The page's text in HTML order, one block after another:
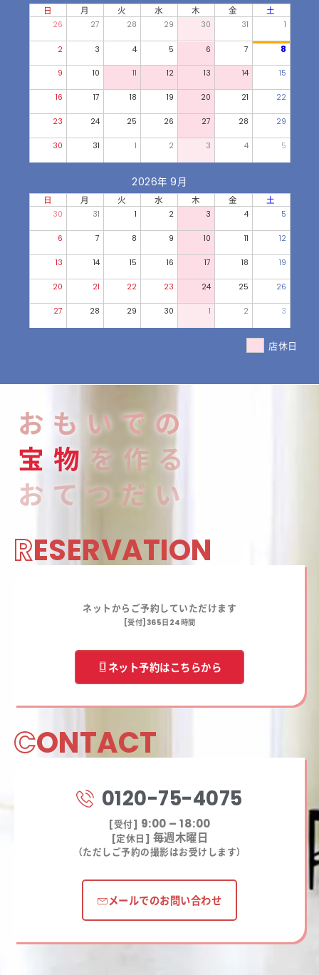
日 月 火 水 木 金 土
26 27 28 29 30 31 1
2 3 4 5 6 7 8
9 10 11 12 13 14 15
16 17 18 19 20 21 22
23 24 25 26 27 28 29
30 31 1 2 3 4 5
2026年 9月
日 月 火 水 木 金 土
30 31 1 2 3 4 5
6 7 8 9 10 11 12
13 14 15 16 17 18 19
20 21 22 23 24 25 26
27 28 29 30 1 2 3
店休日
RESERVATION
ネットからご予約していただけます
[受付]365日24時間
ネット予約はこちらから
CONTACT
0120-75-4075
[受付] 9:00 – 18:00
[定休日] 毎週木曜日
（ただしご予約の撮影はお受けします）
メールでのお問い合わせ
おもいでの
宝 物 を作る
おてつだい